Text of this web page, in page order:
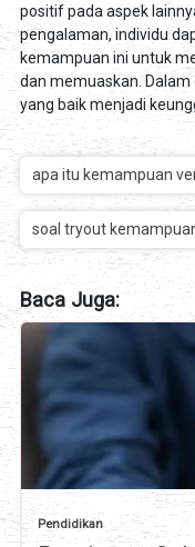
positif pada aspek
pengalaman, individu
kemampuan ini untuk
dan memuaskan. Dalam
yang baik menjadi
apa itu kemampuan
soal tryout
Baca Juga:
Pendidikan